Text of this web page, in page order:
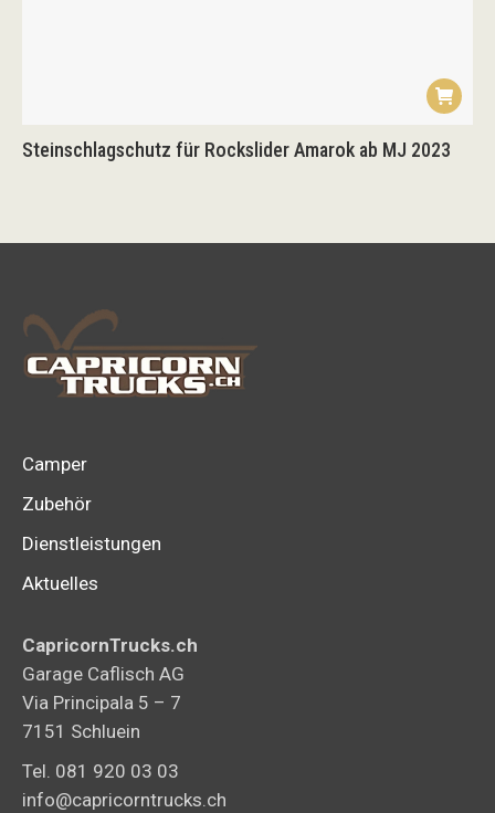
Steinschlagschutz für Rockslider Amarok ab MJ 2023
Camper
Zubehör
Dienstleistungen
Aktuelles
CapricornTrucks.ch
Garage Caflisch AG
Via Principala 5 – 7
7151 Schluein
Tel. 081 920 03 03
info@capricorntrucks.ch